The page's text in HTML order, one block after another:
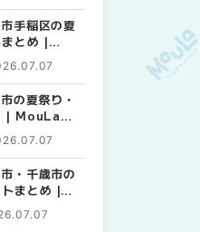
手稲区の夏
とめ |
の夏祭り・
| MouLa
・千歳市の
まとめ |
年夏 札幌市中央区の夏
り・イベントまとめ |
9
年夏 札幌市南区の夏祭
・イベントまとめ |
8
幌の麻辣湯（マーラータ
）おすすめ専門店9選！本
底比較 | MouLa
5
年夏 札幌市東区の夏祭
・イベントまとめ |
10
年夏 札幌市南区の夏祭
・イベントまとめ |
8
幌の麻辣湯（マーラータ
）おすすめ専門店6選！本
底比較 | MouLa
5